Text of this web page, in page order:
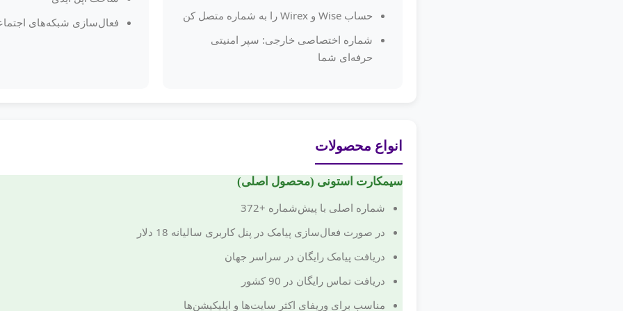
حساب Wise و Wirex را به شماره متصل کن
شماره اختصاصی خارجی: سپر امنیتی
حرفه‌ای شما
فعال‌سازی شبکه‌های
انواع محصولات
سیمکارت استونی (محصول اصلی)
شماره اصلی با پیش‌شماره +372
در صورت فعال‌سازی پیامک در پنل کاربری سالیانه 18 دلار
دریافت پیامک رایگان در سراسر جهان
دریافت تماس رایگان در 90 کشور
مناسب برای وریفای اکثر سایت‌ها و اپلیکیشن‌ها